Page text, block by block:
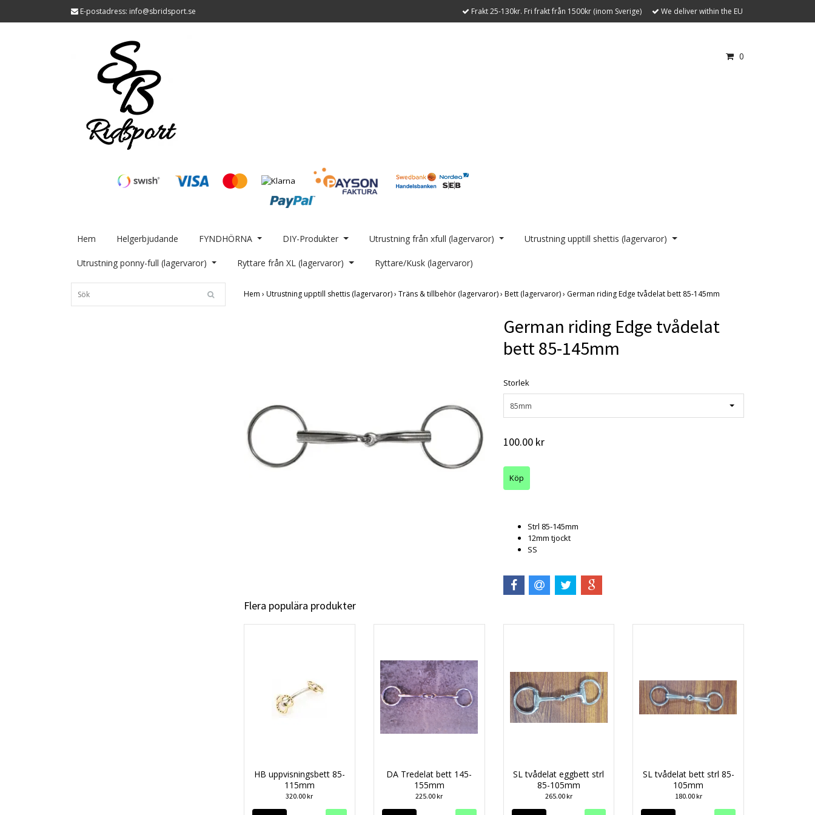
E-postadress: info@sbridsport.se Frakt 25-130kr. Fri frakt från 1500kr (inom Sverige) We deliver within the EU
0
Hem Helgerbjudande FYNDHÖRNA DIY-Produkter Utrustning från xfull (lagervaror) Utrustning upptill shettis (lagervaror)
Utrustning ponny-full (lagervaror) Ryttare från XL (lagervaror) Ryttare/Kusk (lagervaror)
Hem › Utrustning upptill shettis (lagervaror)› Träns & tillbehör (lagervaror)› Bett (lagervaror)› German riding Edge tvådelat bett 85-145mm
German riding Edge tvådelat
bett 85-145mm
Storlek
85mm
100.00 kr
Strl 85-145mm
12mm tjockt
SS
Flera populära produkter
HB uppvisningsbett 85-
115mm
320.00 kr
DA Tredelat bett 145-
155mm
225.00 kr
SL tvådelat eggbett strl
85-105mm
265.00 kr
SL tvådelat bett strl 85-
105mm
180.00 kr